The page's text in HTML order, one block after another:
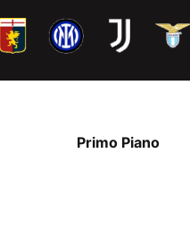
Primo Piano